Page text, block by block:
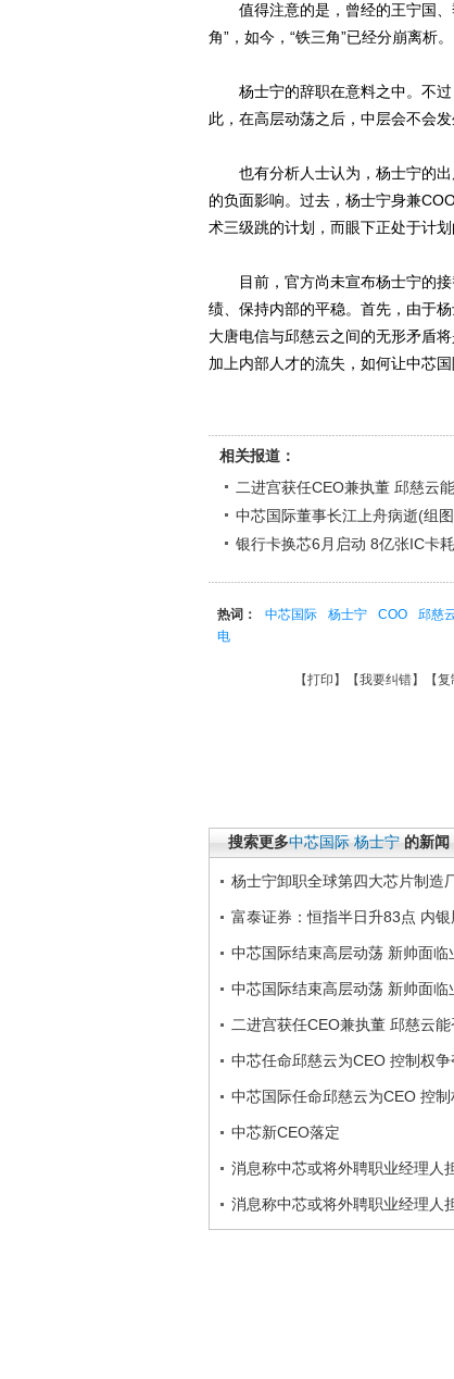
值得注意的是，曾经的王宁国、
角”，如今，“铁三角”已经分崩离析。
杨士宁的辞职在意料之中。不过
此，在高层动荡之后，中层会不会
也有分析人士认为，杨士宁的出
的负面影响。过去，杨士宁身兼
术三级跳的计划，而眼下正处于计划
目前，官方尚未宣布杨士宁的接
绩、保持内部的平稳。首先，由于
大唐电信与邱慈云之间的无形矛盾
加上内部人才的流失，如何让中芯
相关报道：
二进宫获任CEO兼执董 邱慈云
中芯国际董事长江上舟病逝(组
银行卡换芯6月启动 8亿张IC卡
热词： 中芯国际 杨士宁 COO 邱慈
电
【打印 】【我要纠错】【复
搜索更多中芯国际 杨士宁 的新闻
杨士宁卸职全球第四大芯片制造
富泰证券：恒指半日升83点 内银
中芯国际结束高层动荡 新帅面临
中芯国际结束高层动荡 新帅面临
二进宫获任CEO兼执董 邱慈云
中芯任命邱慈云为CEO 控制权
中芯国际任命邱慈云为CEO 控
中芯新CEO落定
消息称中芯或将外聘职业经理人
消息称中芯或将外聘职业经理人